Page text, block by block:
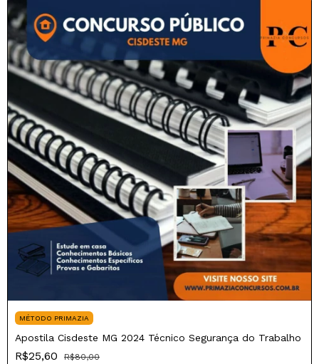
MÉTODO PRIMAZIA
Apostila Cisdeste MG 2024 Técnico Segurança do Trabalho
R$25,60
R$80,00